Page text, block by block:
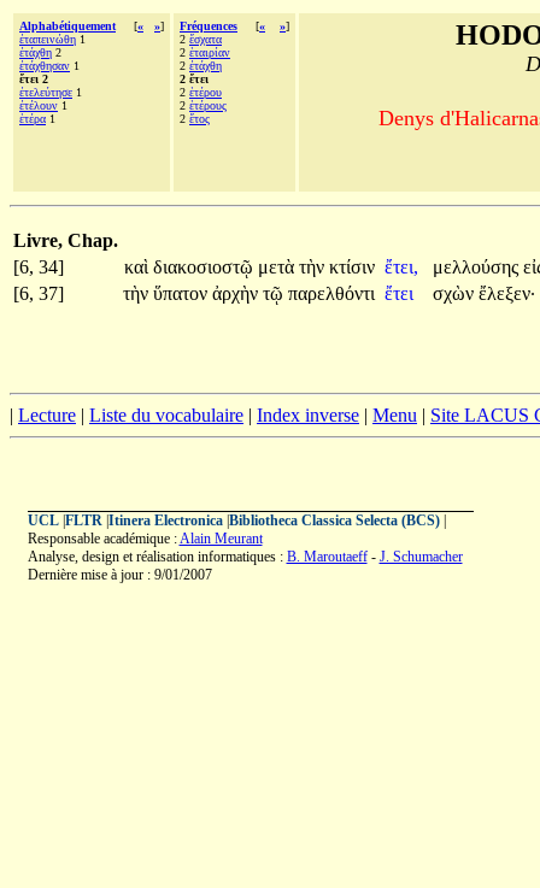
Alphabétiquement [« »]
ἐταπεινώθη 1
ἐτάχθη 2
ἐτάχθησαν 1
ἔτει 2
ἐτελεύτησε 1
ἐτέλουν 1
ἑτέρα 1
Fréquences [« »]
2 ἔσχατα
2 ἑταιρίαν
2 ἐτάχθη
2 ἔτει
2 ἑτέρου
2 ἑτέρους
2 ἔτος Denys
Livre, Chap.
[6, 34]
καὶ διακοσιοστῷ μετὰ τὴν κτίσιν ἔτει, μελλούσης
[6, 37]
τὴν ὕπατον ἀρχὴν τῷ παρελθόντι ἔτει σχὼν ἔλεξεν·
| Lecture | Liste du vocabulaire | Index inverse | Menu | Site LACUS
UCL| FLTR| Itinera Electronica| Bibliotheca Classica Selecta (BCS)|
Responsable académique :Alain Meurant
Analyse, design et réalisation informatiques : B. Maroutaeff- J. Schumacher
Dernière mise à jour : 9/01/2007